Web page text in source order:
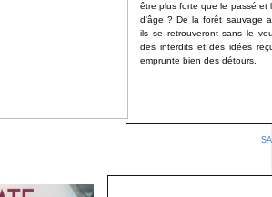
être plus forte que le passé et
d'âge ? De la forêt sauvage
ils se retrouveront sans le
des interdits et des idées
emprunte bien des détours.